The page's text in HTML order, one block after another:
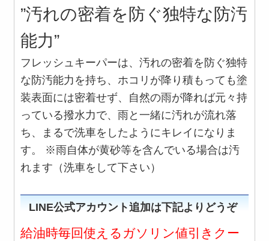
”汚れの密着を防ぐ独特な防汚
能力”
フレッシュキーパーは、汚れの密着を防ぐ独特
な防汚能力を持ち、ホコリが降り積もっても塗
装表面には密着せず、自然の雨が降れば元々持
っている撥水力で、雨と一緒に汚れが流れ落
ち、まるで洗車をしたようにキレイになりま
す。 ※雨自体が黄砂等を含んでいる場合は汚
れます（洗車をして下さい）
LINE公式アカウント追加は下記よりどうぞ
給油時毎回使えるガソリン値引きクー